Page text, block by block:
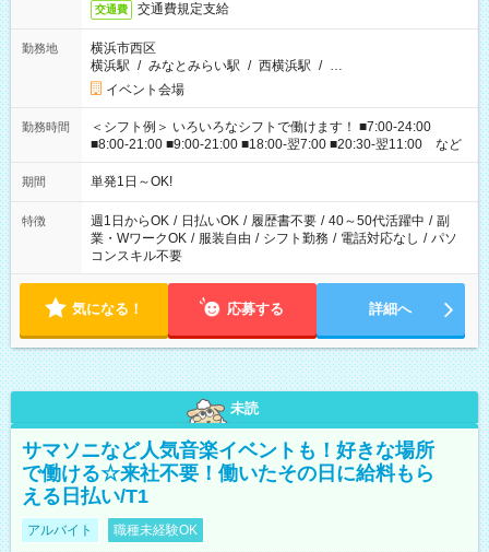
交通費 交通費規定支給
勤務地
横浜市西区
横浜駅 / みなとみらい駅 / 西横浜駅 / …
イベント会場
勤務時間
＜シフト例＞ いろいろなシフトで働けます！ ■7:00-24:00
■8:00-21:00 ■9:00-21:00 ■18:00-翌7:00 ■20:30-翌11:00 など
期間 単発1日～OK!
特徴 週1日からOK / 日払いOK / 履歴書不要 / 40～50代活躍中 / 副
業・WワークOK / 服装自由 / シフト勤務 / 電話対応なし / パソ
コンスキル不要
気になる！ 応募する 詳細へ
未読
サマソニなど人気音楽イベントも！好きな場所
で働ける☆来社不要！働いたその日に給料もら
える日払い/T1
アルバイト 職種未経験OK